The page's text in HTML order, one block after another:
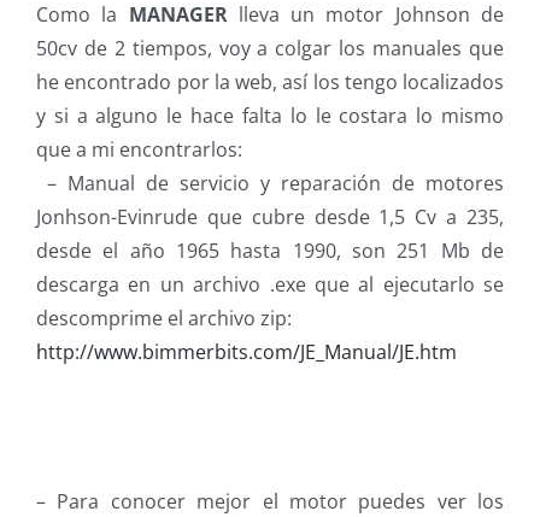
Como la MANAGERlleva un motor Johnson de
50cv de 2 tiempos, voy a colgar los manuales que
he encontrado por la web, así los tengo localizados
y si a alguno le hace falta lo le costara lo mismo
que a mi encontrarlos:
– Manual de servicio y reparación de motores
Jonhson-Evinrude que cubre desde 1,5 Cv a 235,
desde el año 1965 hasta 1990, son 251 Mb de
descarga en un archivo .exe que al ejecutarlo se
descomprime el archivo zip:
http://www.bimmerbits.com/JE_Manual/JE.htm
– Para conocer mejor el motor puedes ver los